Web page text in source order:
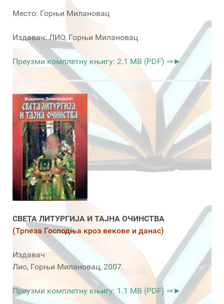
Место: Горњи Милановац
Издавач: ЛИО, Горњи Милановац
Преузми комплетну књигу: 2.1 MB (PDF) ⇒►
СВЕТА ЛИТУРГИЈА И ТАЈНА ОЧИНСТВА
(Трпеза Господња кроз векове и данас)
Издавач
Лио, Горњи Милановац, 2007.
Преузми комплетну књигу: 1.1 MB (PDF) ⇒►